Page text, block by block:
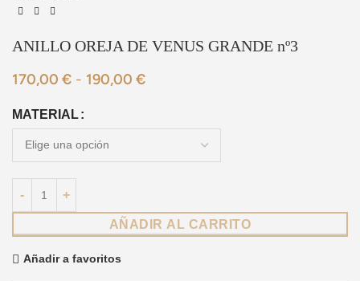
ANILLO OREJA DE VENUS GRANDE nº3
170,00 € - 190,00 €
MATERIAL
AÑADIR AL CARRITO
Añadir a favoritos